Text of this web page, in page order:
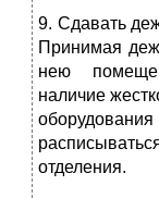
9. Сдавать
Принимая
нею
наличие
отделения.